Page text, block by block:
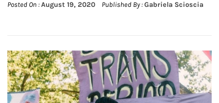
Posted On :August 19, 2020 Published By :Gabriela Scioscia